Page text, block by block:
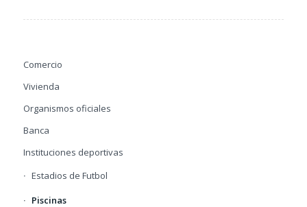
Comercio
Vivienda
Organismos oficiales
Banca
Instituciones deportivas
Estadios de Futbol
Piscinas